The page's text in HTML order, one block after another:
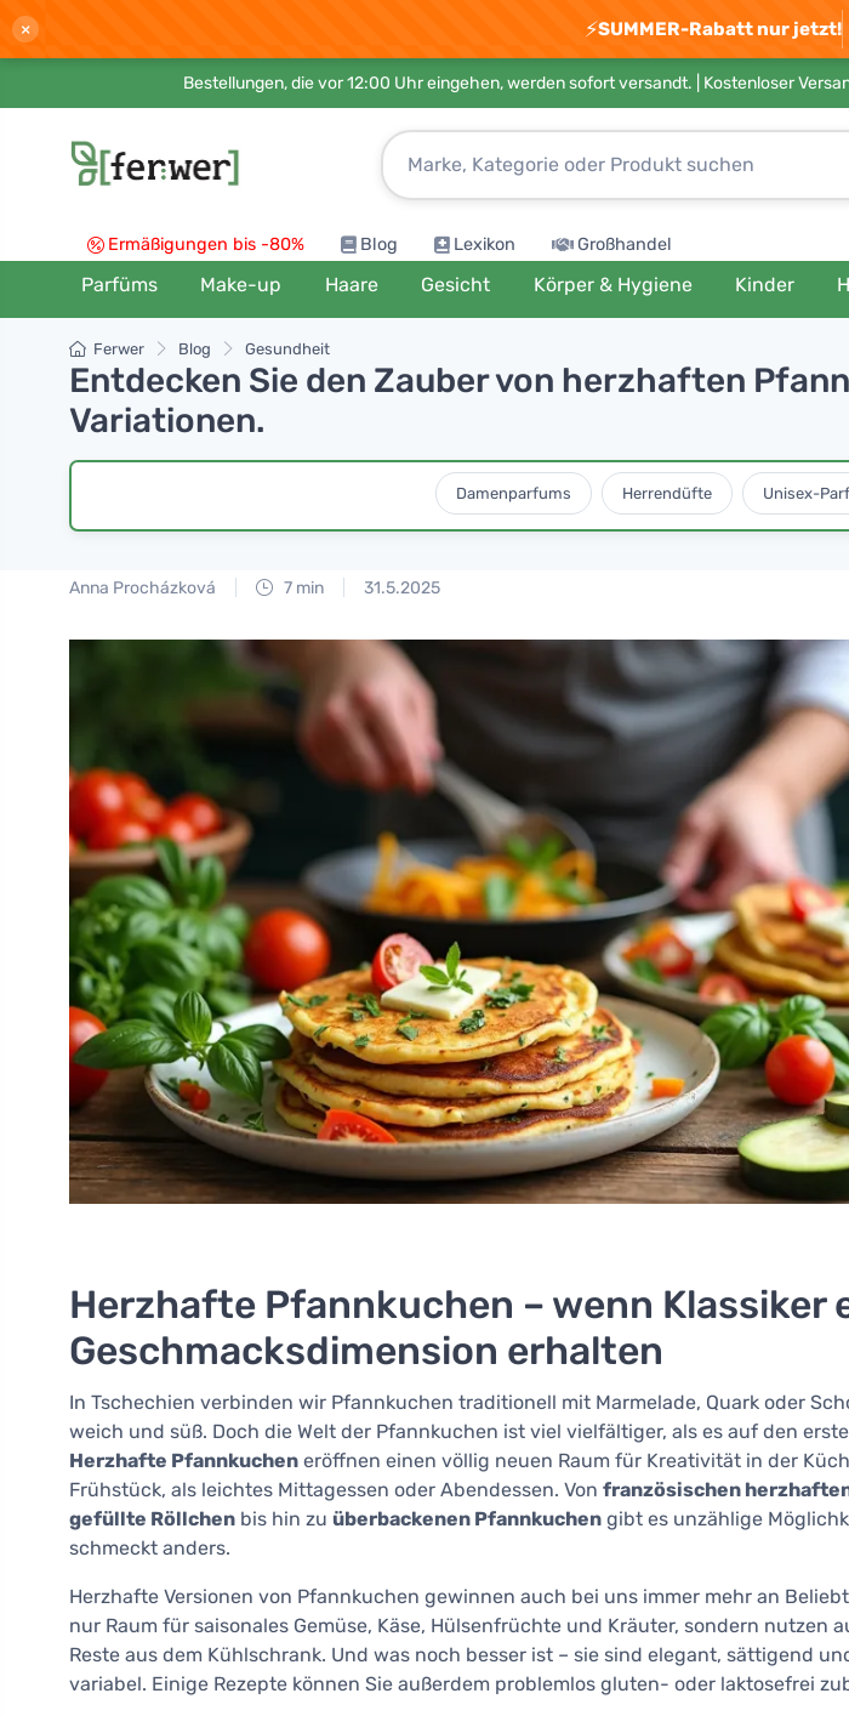
× ⚡SUMMER-Rabatt nur jetzt!
Bestellungen, die vor 12:00 Uhr eingehen, werden sofort versandt. | Kostenloser
Ermäßigungen bis -80% Blog Lexikon Großhandel
Parfüms Make-up Haare Gesicht Körper & Hygiene Kinder
Ferwer Blog Gesundheit
Entdecken Sie den Zauber von herzhaften
Variationen.
Damenparfums Herrendüfte Unisex-
Anna Procházková 7 min 31.5.2025
Herzhafte Pfannkuchen – wenn Klassiker
Geschmacksdimension erhalten
In Tschechien verbinden wir Pfannkuchen traditionell mit Marmelade, Quark oder
weich und süß. Doch die Welt der Pfannkuchen ist viel vielfältiger, als es auf den
Herzhafte Pfannkuchen eröffnen einen völlig neuen Raum für Kreativität in der
Frühstück, als leichtes Mittagessen oder Abendessen. Von französischen
gefüllte Röllchen bis hin zu überbackenen Pfannkuchen gibt es unzählige
schmeckt anders.
Herzhafte Versionen von Pfannkuchen gewinnen auch bei uns immer mehr an
nur Raum für saisonales Gemüse, Käse, Hülsenfrüchte und Kräuter, sondern nutzen
Reste aus dem Kühlschrank. Und was noch besser ist – sie sind elegant, sättigend
variabel. Einige Rezepte können Sie außerdem problemlos gluten- oder laktosefrei